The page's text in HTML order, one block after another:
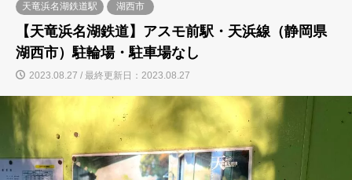
天竜浜名湖鉄道駅 湖西市
【天竜浜名湖鉄道】アスモ前駅・天浜線（静岡県
湖西市）駐輪場・駐車場なし
2023.08.27 / 最終更新日：2023.08.27